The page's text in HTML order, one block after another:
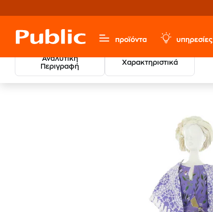
προϊόντα υπηρεσίες
Αναλυτική
Περιγραφή
Χαρακτηριστικά
Παιχνίδια & Παιδικά